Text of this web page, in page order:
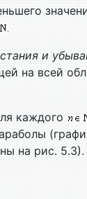
и
на всей
каждого
на рис. 5.3).